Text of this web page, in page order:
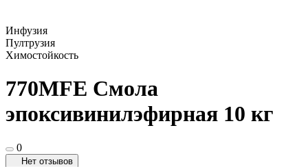
Инфузия
Пултрузия
Химостойкость
770MFE Смола
эпоксивинилэфирная 10 кг
0
Нет отзывов